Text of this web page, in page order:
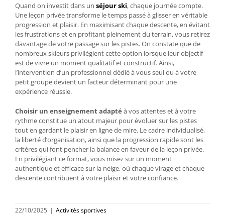
Quand on investit dans un séjour ski, chaque journée compte.
Une leçon privée transforme le temps passé à glisser en véritable
progression et plaisir. En maximisant chaque descente, en évitant
les frustrations et en profitant pleinement du terrain, vous retirez
davantage de votre passage sur les pistes. On constate que de
nombreux skieurs privilégient cette option lorsque leur objectif
est de vivre un moment qualitatif et constructif. Ainsi,
l’intervention d’un professionnel dédié à vous seul ou à votre
petit groupe devient un facteur déterminant pour une
expérience réussie.
Choisir un enseignement adapté à vos attentes et à votre
rythme constitue un atout majeur pour évoluer sur les pistes
tout en gardant le plaisir en ligne de mire. Le cadre individualisé,
la liberté d’organisation, ainsi que la progression rapide sont les
critères qui font pencher la balance en faveur de la leçon privée.
En privilégiant ce format, vous misez sur un moment
authentique et efficace sur la neige, où chaque virage et chaque
descente contribuent à votre plaisir et votre confiance.
22/10/2025 | Activités sportives